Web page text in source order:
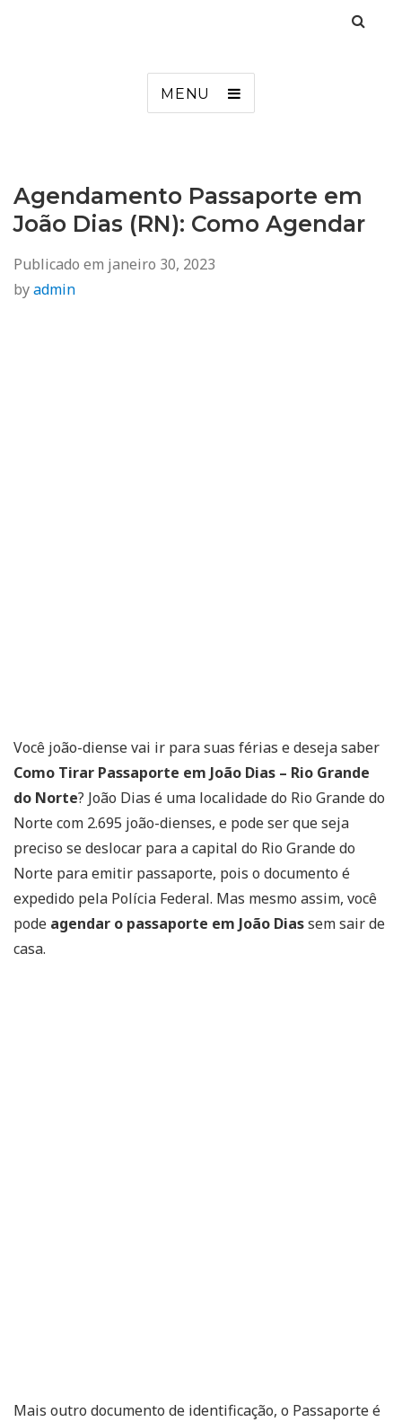
MENU
Agendamento Passaporte em
João Dias (RN): Como Agendar
Publicado em janeiro 30, 2023
byadmin
Você joão-diense vai ir para suas férias e deseja saber
Como Tirar Passaporte em João Dias – Rio Grande
do Norte? João Dias é uma localidade do Rio Grande do
Norte com 2.695 joão-dienses, e pode ser que seja
preciso se deslocar para a capital do Rio Grande do
Norte para emitir passaporte, pois o documento é
expedido pela Polícia Federal. Mas mesmo assim, você
pode agendar o passaporte em João Diassem sair de
casa.
Mais outro documento de identificação, o Passaporte é